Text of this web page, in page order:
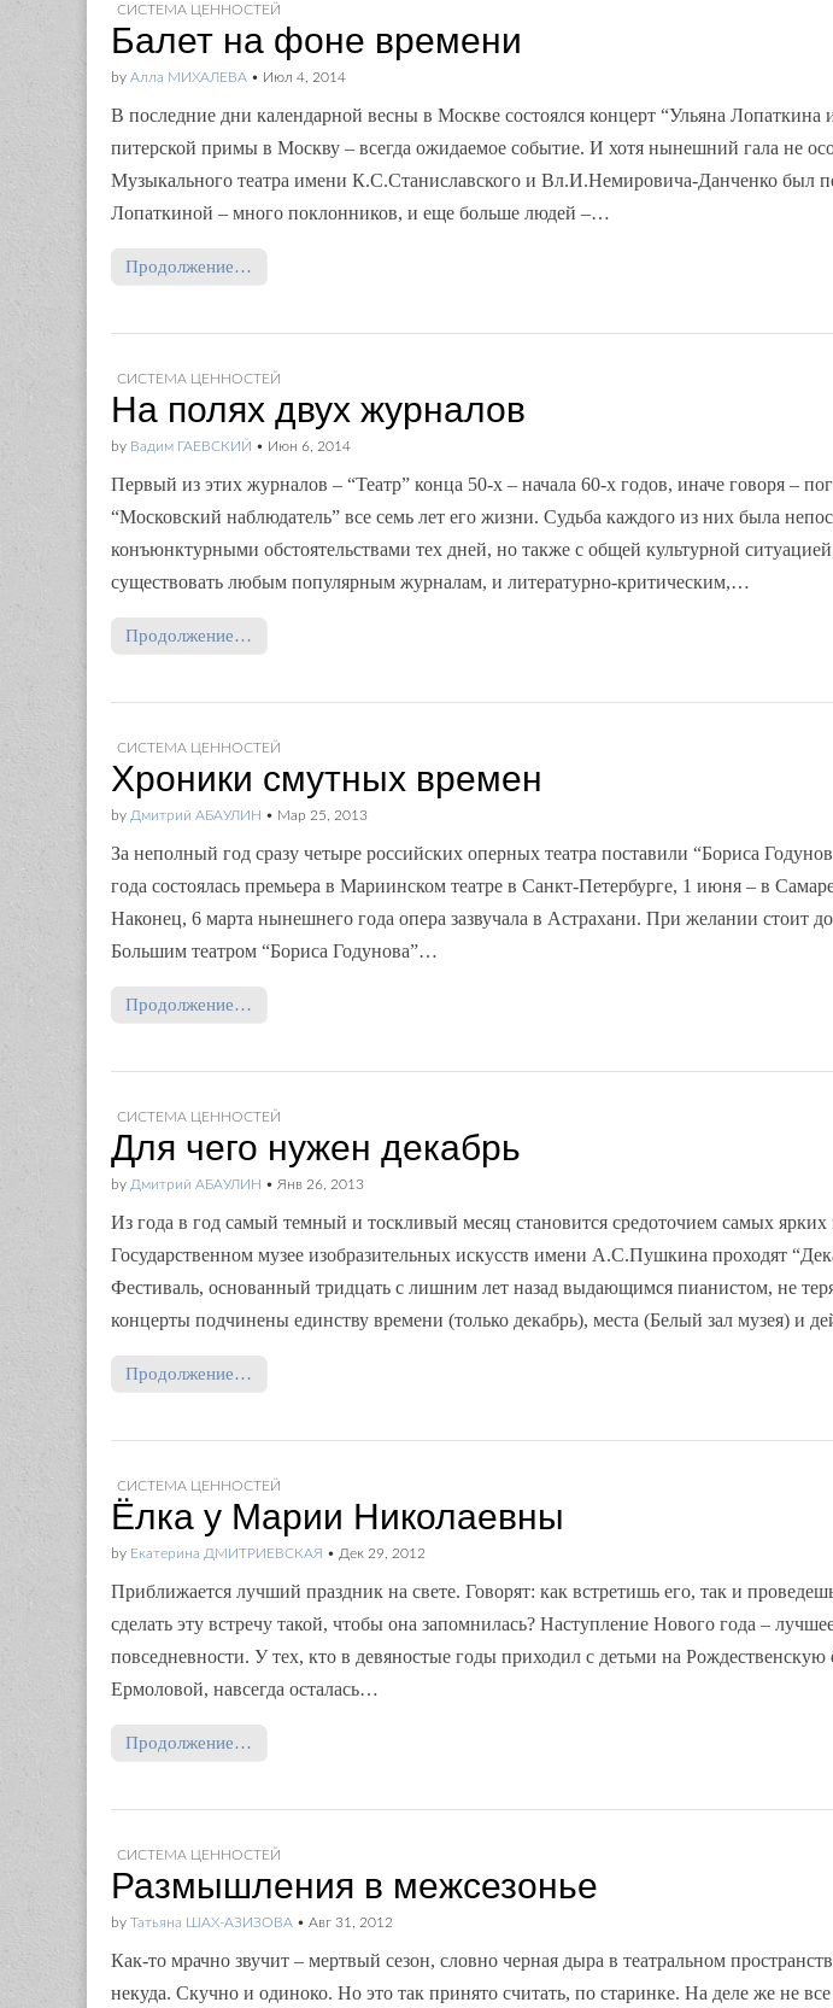
СИСТЕМА ЦЕННОСТЕЙ
Балет на фоне времени
by Алла МИХАЛЕВА • Июл 4, 2014
В последние дни календарной весны в Москве состоялся концерт “Ульяна Лопаткина
питерской примы в Москву – всегда ожидаемое событие. И хотя нынешний гала не
Музыкального театра имени К.С.Станиславского и Вл.И.Немировича-Данченко был
Лопаткиной – много поклонников, и еще больше людей –…
Продолжение…
СИСТЕМА ЦЕННОСТЕЙ
На полях двух журналов
by Вадим ГАЕВСКИЙ • Июн 6, 2014
Первый из этих журналов – “Театр” конца 50-х – начала 60-х годов, иначе говоря –
“Московский наблюдатель” все семь лет его жизни. Судьба каждого из них была
конъюнктурными обстоятельствами тех дней, но также с общей культурной
существовать любым популярным журналам, и литературно-критическим,…
Продолжение…
СИСТЕМА ЦЕННОСТЕЙ
Хроники смутных времен
by Дмитрий АБАУЛИН • Мар 25, 2013
За неполный год сразу четыре российских оперных театра поставили “Бориса
года состоялась премьера в Мариинском театре в Санкт-Петербурге, 1 июня – в
Наконец, 6 марта нынешнего года опера зазвучала в Астрахани. При желании стоит
Большим театром “Бориса Годунова”…
Продолжение…
СИСТЕМА ЦЕННОСТЕЙ
Для чего нужен декабрь
by Дмитрий АБАУЛИН • Янв 26, 2013
Из года в год самый темный и тоскливый месяц становится средоточием самых
Государственном музее изобразительных искусств имени А.С.Пушкина проходят
Фестиваль, основанный тридцать с лишним лет назад выдающимся пианистом, не
концерты подчинены единству времени (только декабрь), места (Белый зал музея) и
Продолжение…
СИСТЕМА ЦЕННОСТЕЙ
Ёлка у Марии Николаевны
by Екатерина ДМИТРИЕВСКАЯ • Дек 29, 2012
Приближается лучший праздник на свете. Говорят: как встретишь его, так и
сделать эту встречу такой, чтобы она запомнилась? Наступление Нового года –
повседневности. У тех, кто в девяностые годы приходил с детьми на
Ермоловой, навсегда осталась…
Продолжение…
СИСТЕМА ЦЕННОСТЕЙ
Размышления в межсезонье
by Татьяна ШАХ-АЗИЗОВА • Авг 31, 2012
Как-то мрачно звучит – мертвый сезон, словно черная дыра в театральном
некуда. Скучно и одиноко. Но это так принято считать, по старинке. На деле же не все